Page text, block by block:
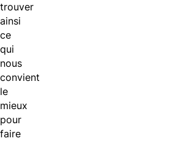
trouver
ainsi
ce
qui
nous
convient
le
mieux
pour
faire